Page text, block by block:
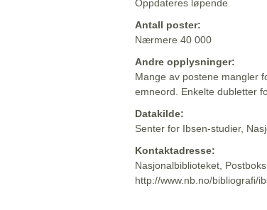
Oppdateres løpende
Antall poster:
Nærmere 40 000
Andre opplysninger:
Mange av postene mangler
emneord. Enkelte dubletter
Datakilde:
Senter for Ibsen-studier,
Kontaktadresse:
Nasjonalbiblioteket,
http://www.nb.no/bibliografi/